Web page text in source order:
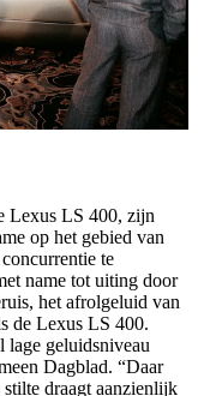
Lexus LS 400, zijn
op het gebied van
te
name tot uiting door
het afrolgeluid van
de Lexus LS 400.
lage geluidsniveau
Dagblad. “Daar
draagt aanzienlijk